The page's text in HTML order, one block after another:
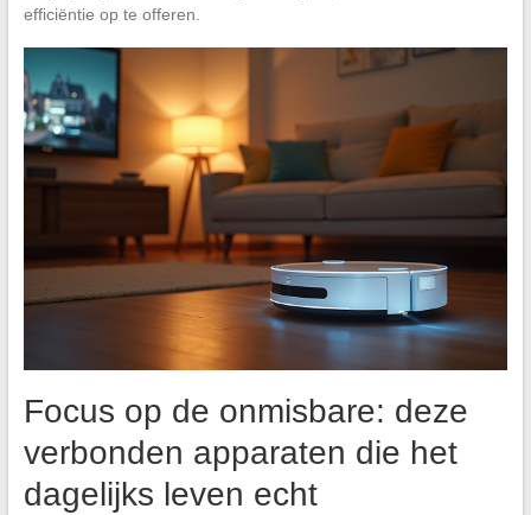
efficiëntie op te offeren.
Focus op de onmisbare: deze
verbonden apparaten die het
dagelijks leven echt